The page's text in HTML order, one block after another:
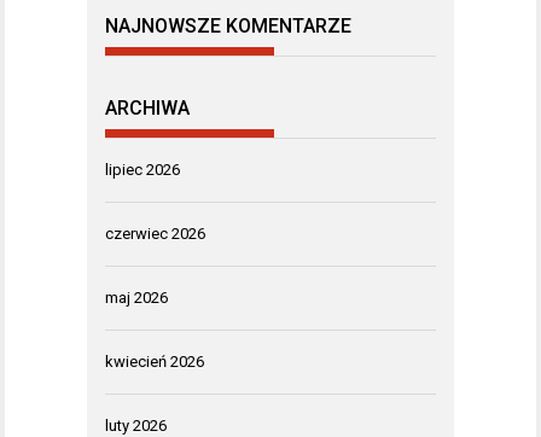
NAJNOWSZE KOMENTARZE
ARCHIWA
lipiec 2026
czerwiec 2026
maj 2026
kwiecień 2026
luty 2026